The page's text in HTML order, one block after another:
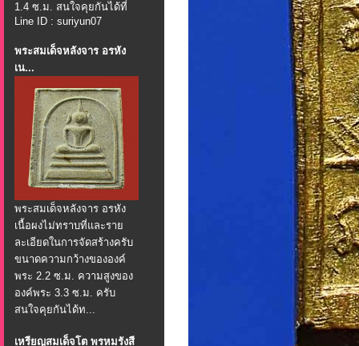
1.4 ซ.ม. สนใจคุยกันได้ที่
Line ID : suriyun07
พระสมเด็จหลังจาร อรหัง
เน...
พระสมเด็จหลังจาร อรหัง
เนื้อผงไม่ทราบที่และราย
ละเอียดในการจัดสร้างครับ
ขนาดความกว้างขององค์
พระ 2.2 ซ.ม. ความสูงของ
องค์พระ 3.3 ซ.ม. ครับ
สนใจคุยกันได้ท...
เหรียญสมเด็จโต พรหมรังสี